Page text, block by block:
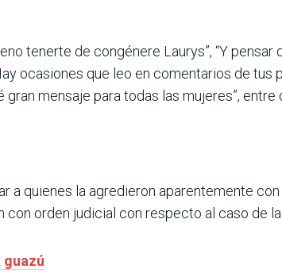
tenerte de congénere Laurys”, “Y pensar
ocasiones que leo en comentarios de tus
mensaje para todas las mujeres”, entre
a quienes la agredieron aparentemente con
orden judicial con respecto al caso de la
guazú